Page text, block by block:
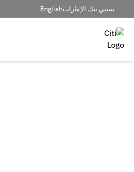
سيتي بنك الإماراتEnglish